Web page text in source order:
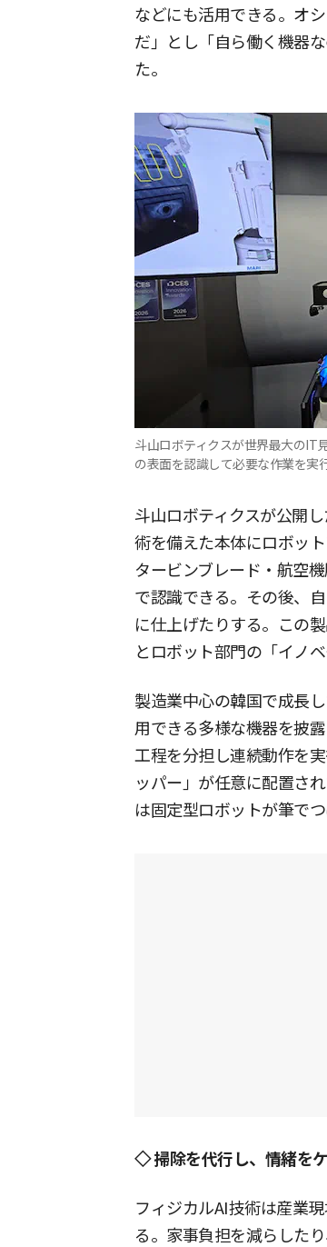
などにも活用できる。オ
だ」とし「自ら働く機器
た。
斗山ロボティクスが世界最大のIT
の表面を認識して必要な作業を実
斗山ロボティクスが公開
術を備えた本体にロボッ
タービンブレード・航空
で認識できる。その後、
に仕上げたりする。この
とロボット部門の「イノ
製造業中心の韓国で成長
用できる多様な機器を披
工程を分担し連続動作を
ッパー」が任意に配置さ
は固定型ロボットが筆で
◇ 掃除を代行し、情緒を
フィジカルAI技術は産業
る。家事負担を減らした